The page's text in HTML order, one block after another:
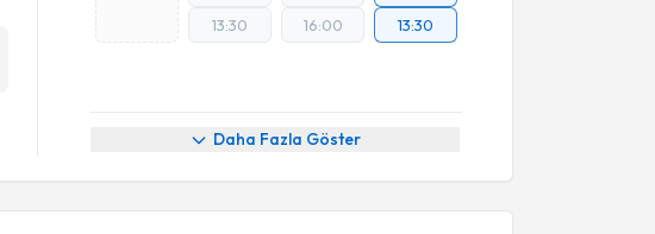
13:30
16:00
13:30
Daha Fazla Göster